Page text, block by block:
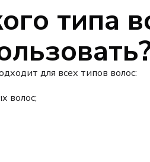
типа
для всех типов волос:
волос;